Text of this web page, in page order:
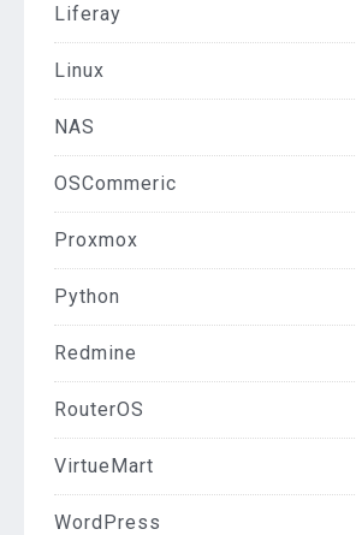
Liferay
Linux
NAS
OSCommeric
Proxmox
Python
Redmine
RouterOS
VirtueMart
WordPress